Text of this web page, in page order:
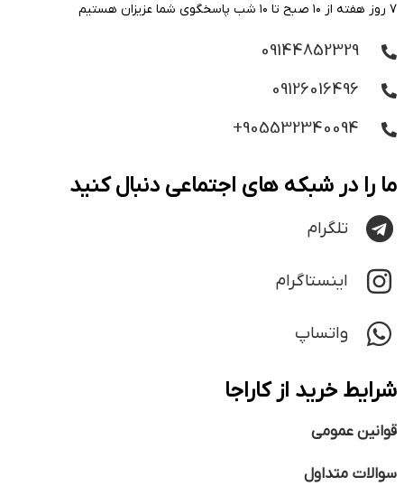
۷ روز هفته از ۱۰ صبح تا ۱۰ شب پاسخگوی شما عزیزان هستیم
09144852329
09126016496
905532340094+
ما را در شبکه های اجتماعی دنبال کنید
تلگرام
اینستاگرام
واتساپ
شرایط خرید از کاراجا
قوانین عمومی
سوالات متداول